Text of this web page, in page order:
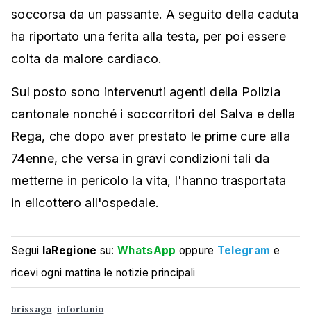
soccorsa da un passante. A seguito della caduta
ha riportato una ferita alla testa, per poi essere
colta da malore cardiaco.
Sul posto sono intervenuti agenti della Polizia
cantonale nonché i soccorritori del Salva e della
Rega, che dopo aver prestato le prime cure alla
74enne, che versa in gravi condizioni tali da
metterne in pericolo la vita, l'hanno trasportata
in elicottero all'ospedale.
Segui laRegione su:WhatsApp oppure Telegram e
ricevi ogni mattina le notizie principali
brissago infortunio